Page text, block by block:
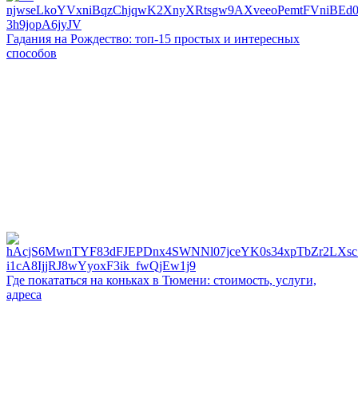
Гадания на Рождество: топ-15 простых и интересных
способов
Где покататься на коньках в Тюмени: стоимость, услуги,
адреса